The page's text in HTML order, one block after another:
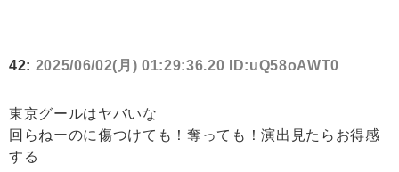
42: 2025/06/02(月) 01:29:36.20 ID:uQ58oAWT0
東京グールはヤバいな
回らねーのに傷つけても！奪っても！演出見たらお得感
する